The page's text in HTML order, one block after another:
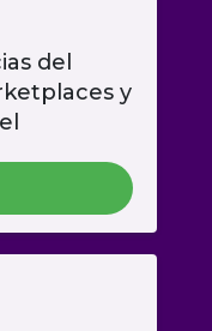
del
y